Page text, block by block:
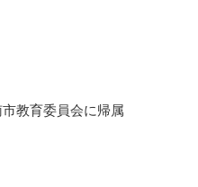
教育委員会に帰属